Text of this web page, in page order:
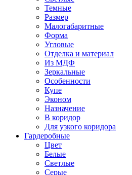
Темные
Размер
Малогабаритные
Форма
Угловые
Отделка и материал
Из МДФ
Зеркальные
Особенности
Купе
Эконом
Назначение
В коридор
Для узкого коридора
Гардеробные
Цвет
Белые
Светлые
Серые